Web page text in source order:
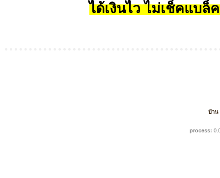
ได้เงินไว ไม่เช็คแบล็
บ้าน
process: